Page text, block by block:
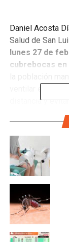
Daniel Acosta
Salud de San
lunes 27 de
cubrebocas
ventilar
distancia y
El funcionario
estado los
defunciones
prescindir del
quienes acudan
de personas,
Acosta Díaz de
futuro aún es